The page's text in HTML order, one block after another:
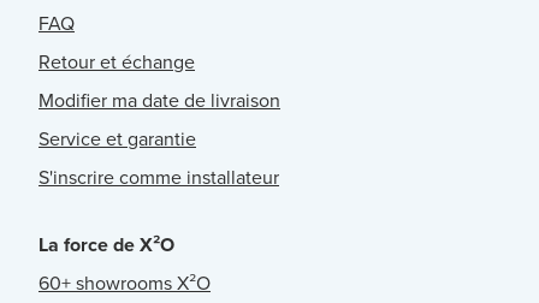
FAQ
Retour et échange
Modifier ma date de livraison
Service et garantie
S'inscrire comme installateur
La force de X²O
60+ showrooms X²O